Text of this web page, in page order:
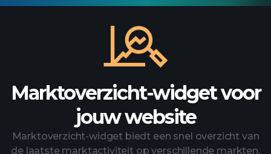
Marktoverzicht-widget voor
jouw website
Marktoverzicht-widget biedt een snel overzicht van
de laatste marktactiviteit op verschillende markten.